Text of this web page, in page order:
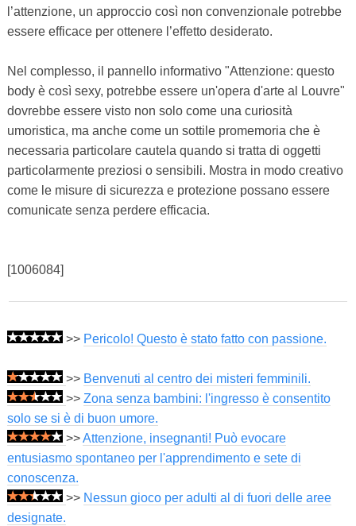
l’attenzione, un approccio così non convenzionale potrebbe
essere efficace per ottenere l’effetto desiderato.
Nel complesso, il pannello informativo "Attenzione: questo
body è così sexy, potrebbe essere un'opera d'arte al Louvre"
dovrebbe essere visto non solo come una curiosità
umoristica, ma anche come un sottile promemoria che è
necessaria particolare cautela quando si tratta di oggetti
particolarmente preziosi o sensibili. Mostra in modo creativo
come le misure di sicurezza e protezione possano essere
comunicate senza perdere efficacia.
[1006084]
>> Pericolo! Questo è stato fatto con passione.
>> Benvenuti al centro dei misteri femminili.
>> Zona senza bambini: l'ingresso è consentito
solo se si è di buon umore.
>>Attenzione, insegnanti! Può evocare
entusiasmo spontaneo per l'apprendimento e sete di
conoscenza.
>> Nessun gioco per adulti al di fuori delle aree
designate.